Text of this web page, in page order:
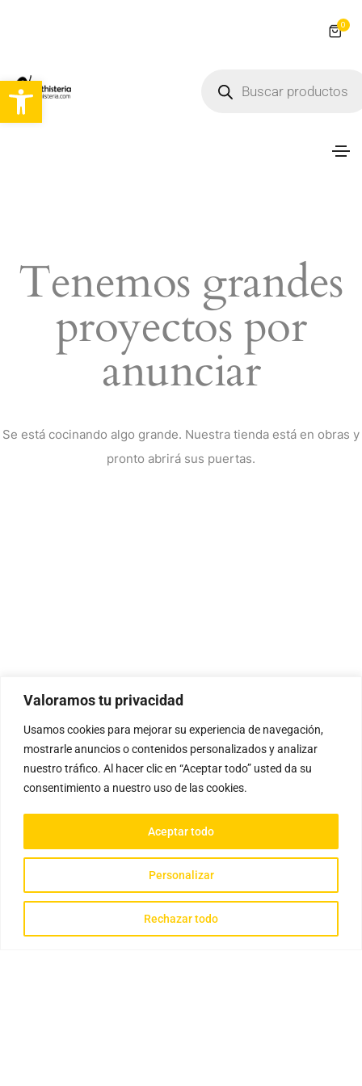
Abrir barra de herramientas
Valoramos tu privacidad
Usamos cookies para mejorar su experiencia de navegación,
mostrarle anuncios o contenidos personalizados y analizar
nuestro tráfico. Al hacer clic en “Aceptar todo” usted da su
consentimiento a nuestro uso de las cookies.
Personalizar
Rechazar todo
Aceptar todo
0
Tenemos grandes
proyectos por
anunciar
Se está cocinando algo grande. Nuestra tienda está en obras y
pronto abrirá sus puertas.